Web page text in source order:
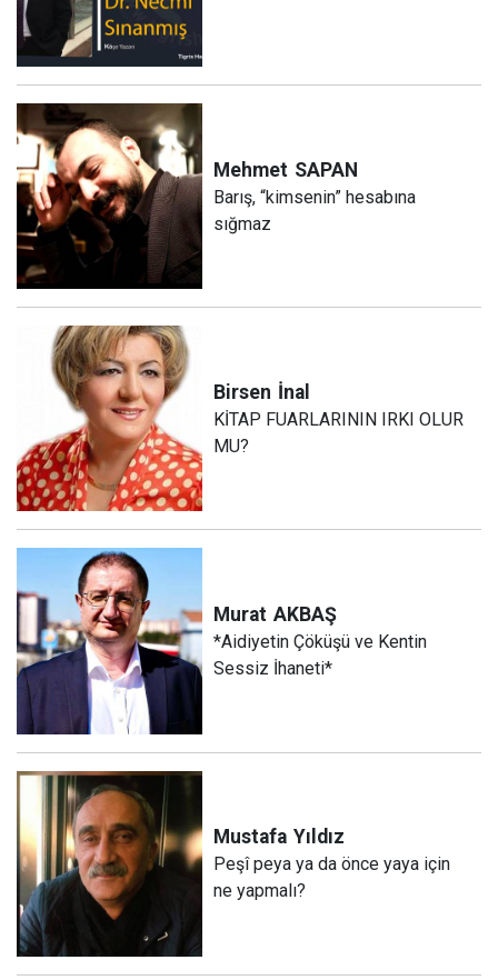
Mehmet SAPAN
Barış, “kimsenin” hesabına
sığmaz
Birsen İnal
KİTAP FUARLARININ IRKI OLUR
MU?
Murat AKBAŞ
*Aidiyetin Çöküşü ve Kentin
Sessiz İhaneti*
Mustafa Yıldız
Peşî peya ya da önce yaya için
ne yapmalı?